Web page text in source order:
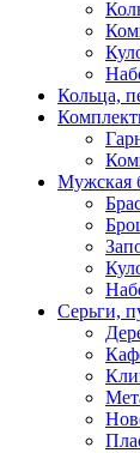
Кольца,
Мужская
Серьги,